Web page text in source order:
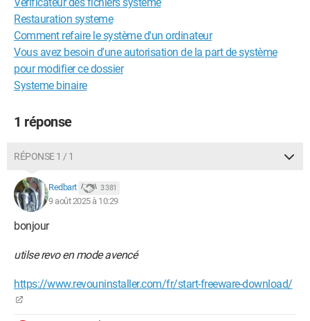
Restauration systeme
Comment refaire le système d'un ordinateur
Vous avez besoin d'une autorisation de la part de système
pour modifier ce dossier
Systeme binaire
1 réponse
RÉPONSE 1 / 1
Redbart 3 381
9 août 2025 à 10:29
bonjour
utilse revo en mode avencé
https://www.revouninstaller.com/fr/start-freeware-download/